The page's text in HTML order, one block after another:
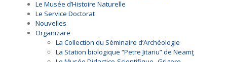
Le Musée d’Histoire Naturelle
Le Service Doctorat
Nouvelles
Organizare
La Collection du Séminaire d’Archéologie
La Station biologique “Petre Jitariu” de Neamţ